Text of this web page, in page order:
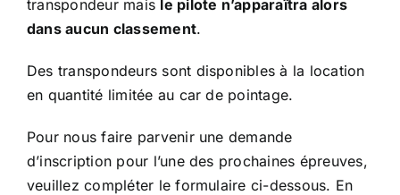
transpondeur mais le pilote n’apparaîtra alors
dans aucun classement.
Des transpondeurs sont disponibles à la location
en quantité limitée au car de pointage.
Pour nous faire parvenir une demande
d’inscription pour l’une des prochaines épreuves,
veuillez compléter le formulaire ci-dessous. En